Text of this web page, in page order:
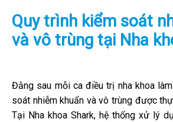
Quy trình kiểm soát
và vô trùng tại Nha
Đằng sau mỗi ca điều trị nha khoa
soát nhiễm khuẩn và vô trùng được
Tại Nha khoa Shark, hệ thống xử lý